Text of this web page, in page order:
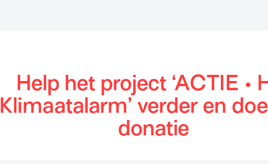
Help het project ‘ACTIE •
Klimaatalarm’ verder en
donatie